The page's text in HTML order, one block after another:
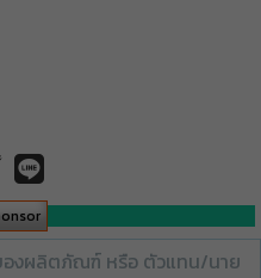
องผลิตภัณฑ์ หรือ ตัวแทน/นาย